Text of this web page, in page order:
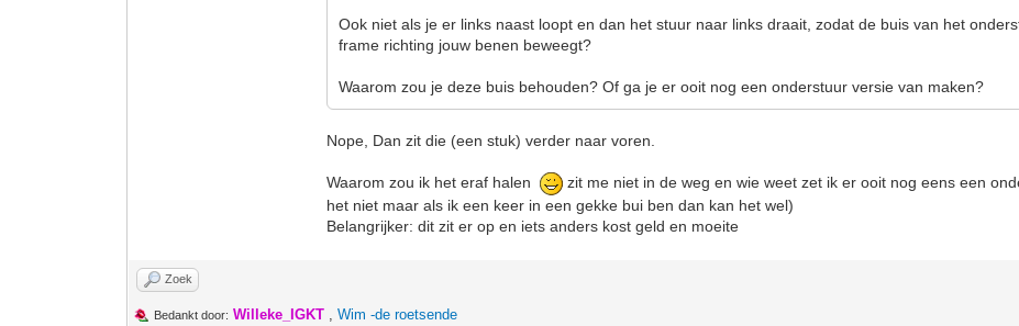
Ook niet als je er links naast loopt en dan het stuur naar links draait, zodat de buis van het
frame richting jouw benen beweegt?
Waarom zou je deze buis behouden? Of ga je er ooit nog een onderstuur versie van maken?
Nope, Dan zit die (een stuk) verder naar voren.
Waarom zou ik het eraf halen
zit me niet in de weg en wie weet zet ik er ooit nog eens een
het niet maar als ik een keer in een gekke bui ben dan kan het wel)
Belangrijker: dit zit er op en iets anders kost geld en moeite
Zoek
Bedankt door: Willeke_IGKT ,Wim -de roetsende